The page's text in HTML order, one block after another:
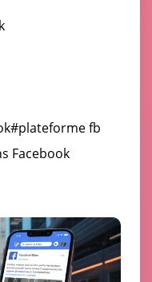
#plateforme fb
Facebook